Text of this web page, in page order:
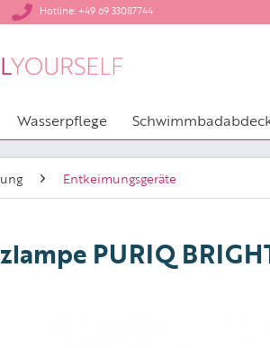
​Hotline: +49 69 33087744
Wasserpflege
Entkeimungsgeräte
PURIQ